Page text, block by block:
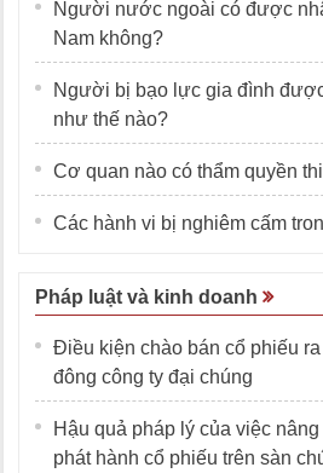
Người nước ngoài có được
Nam không?
Người bị bạo lực gia đình
như thế nào?
Cơ quan nào có thẩm quyền
Các hành vi bị nghiêm cấm
Pháp luật và kinh doanh
Điều kiện chào bán cổ phiếu
đông công ty đại chúng
Hậu quả pháp lý của việc
phát hành cổ phiếu trên sàn